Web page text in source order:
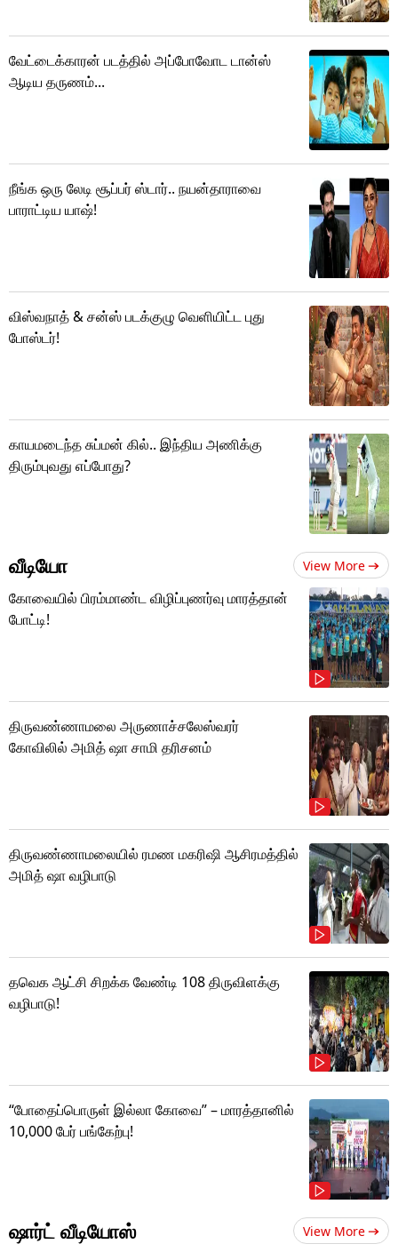
வேட்டைக்காரன் படத்தில் அப்போவோட டான்ஸ்
ஆடிய தருணம்...
நீங்க ஒரு லேடி சூப்பர் ஸ்டார்.. நயன்தாராவை
பாராட்டிய யாஷ்!
விஸ்வநாத் & சன்ஸ் படக்குழு வெளியிட்ட புது
போஸ்டர்!
காயமடைந்த சுப்மன் கில்.. இந்திய அணிக்கு
திரும்புவது எப்போது?
வீடியோ View More
கோவையில் பிரம்மாண்ட விழிப்புணர்வு மாரத்தான்
போட்டி!
திருவண்ணாமலை அருணாச்சலேஸ்வரர்
கோவிலில் அமித் ஷா சாமி தரிசனம்
திருவண்ணாமலையில் ரமண மகரிஷி ஆசிரமத்தில்
அமித் ஷா வழிபாடு
தவெக ஆட்சி சிறக்க வேண்டி 108 திருவிளக்கு
வழிபாடு!
“போதைப்பொருள் இல்லா கோவை” – மாரத்தானில்
10,000 பேர் பங்கேற்பு!
ஷார்ட் வீடியோஸ் View More